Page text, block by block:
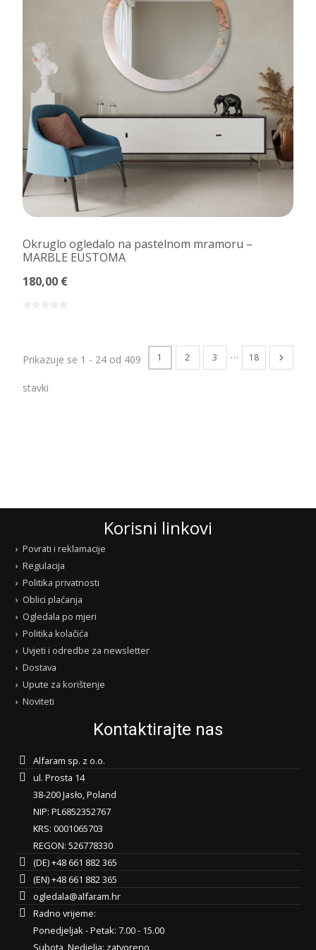
Okruglo ogledalo na pastelnom mramoru –
MARBLE EUSTOMA
180,00 €
Prikazuje se 1 - 24 od 409
stavki
1 2 3 … 18
Korisni linkovi
Povrati i reklamacije
Regulacija
Politika privatnosti
Oblici plaćanja
Ogledala po mjeri
Politika kolačića
Uvjeti i odredbe za newsletter
Dostava
Upute za korištenje
Noviteti
Kontaktirajte nas
Alfaram sp. z o.o.
ul. Prosta 14
38-200 Jasło, Poland
NIP: PL6852352767
KRS: 0001065703
REGON: 526778330
(DE) +48 661 882 365
(EN) +48 661 882 365
ogledala@alfaram.hr
Radno vrijeme:
Ponedjeljak - Petak: 7.00 - 15.00
Subota, Nedjelja: zatvoreno